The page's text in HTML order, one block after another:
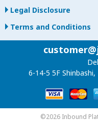
Legal Disclosure
Terms and Conditions
6-14-5 5F
©2026 Inbound